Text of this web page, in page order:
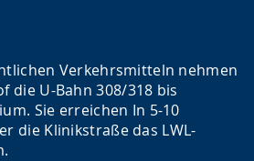
Verkehrsmitteln nehmen
die U-Bahn 308/318 bis
Sie erreichen In 5-10
die Klinikstraße das LWL-